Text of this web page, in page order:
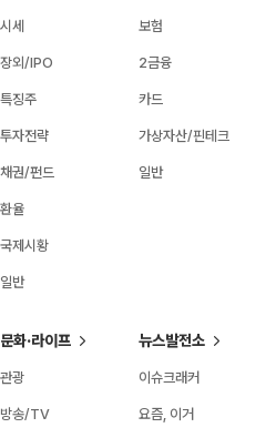
시세
장외/IPO
특징주
투자전략
채권/펀드
환율
국제시황
일반
보험
2금융
카드
가상자산/핀테크
일반
문화·라이프
관광
방송/TV
뉴스발전소
이슈크래커
요즘, 이거